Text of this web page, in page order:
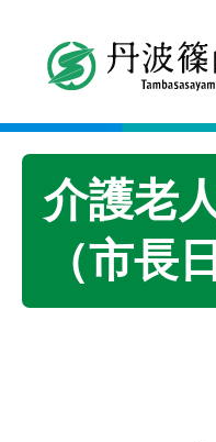
介護老
（市長